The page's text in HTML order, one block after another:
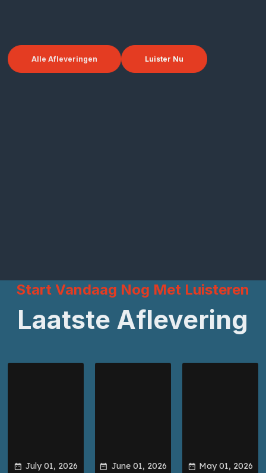
Alle Afleveringen Luister Nu
Start Vandaag Nog Met Luisteren
Laatste Aflevering
July 01, 2026 June 01, 2026 May 01, 2026